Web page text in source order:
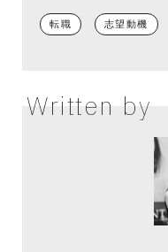
転職 志望動機
Written by